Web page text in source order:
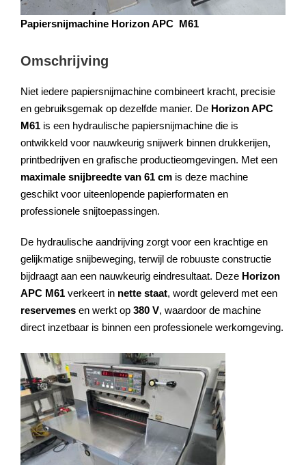
Papiersnijmachine Horizon APC M61
Omschrijving
Niet iedere papiersnijmachine combineert kracht, precisie
en gebruiksgemak op dezelfde manier. De Horizon APC
M61 is een hydraulische papiersnijmachine die is
ontwikkeld voor nauwkeurig snijwerk binnen drukkerijen,
printbedrijven en grafische productieomgevingen. Met een
maximale snijbreedte van 61 cm is deze machine
geschikt voor uiteenlopende papierformaten en
professionele snijtoepassingen.
De hydraulische aandrijving zorgt voor een krachtige en
gelijkmatige snijbeweging, terwijl de robuuste constructie
bijdraagt aan een nauwkeurig eindresultaat. Deze Horizon
APC M61 verkeert in nette staat, wordt geleverd met een
reservemes en werkt op 380 V, waardoor de machine
direct inzetbaar is binnen een professionele werkomgeving.